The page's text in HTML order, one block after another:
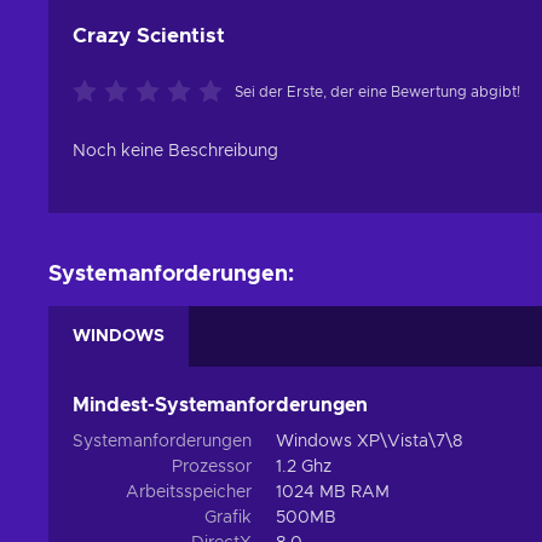
Crazy Scientist
Sei der Erste, der eine Bewertung abgibt!
Noch keine Beschreibung
Systemanforderungen:
WINDOWS
Mindest-Systemanforderungen
Systemanforderungen
Windows XP\Vista\7\8
Prozessor
1.2 Ghz
Arbeitsspeicher
1024 MB RAM
Grafik
500MB